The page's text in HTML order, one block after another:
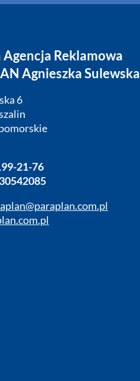
Reklamowa
Agnieszka Sulewska
6
21-76